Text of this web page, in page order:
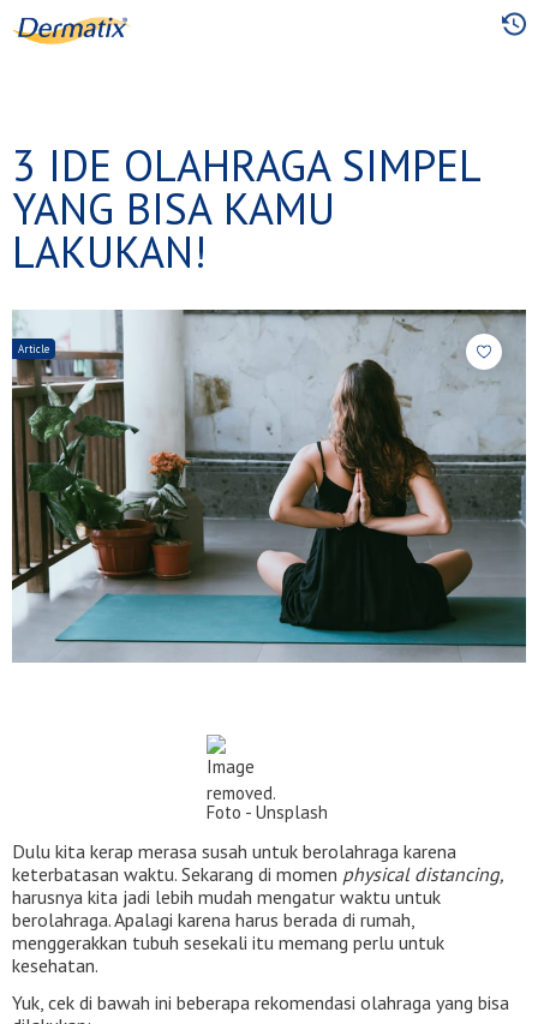
3 IDE OLAHRAGA SIMPEL
YANG BISA KAMU
LAKUKAN!
Article
Foto - Unsplash
Dulu kita kerap merasa susah untuk berolahraga karena
keterbatasan waktu. Sekarang di momen physical distancing,
harusnya kita jadi lebih mudah mengatur waktu untuk
berolahraga. Apalagi karena harus berada di rumah,
menggerakkan tubuh sesekali itu memang perlu untuk
kesehatan.
Yuk, cek di bawah ini beberapa rekomendasi olahraga yang bisa